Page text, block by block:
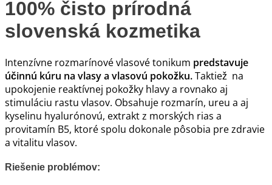
100% čisto prírodná
slovenská kozmetika
Intenzívne rozmarínové vlasové tonikum predstavuje
účinnú kúru na vlasy a vlasovú pokožku.Taktiež na
upokojenie reaktívnej pokožky hlavy a rovnako aj
stimuláciu rastu vlasov. Obsahuje rozmarín, ureu a aj
kyselinu hyalurónovú, extrakt z morských rias a
provitamín B5, ktoré spolu dokonale pôsobia pre zdravie
a vitalitu vlasov.
Riešenie problémov: